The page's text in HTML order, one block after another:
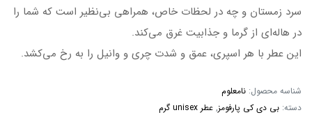
سرد زمستان و چه در لحظات خاص، همراهی بی‌نظیر است که شما را
در هاله‌ای از گرما و جذابیت غرق می‌کند.
این عطر با هر اسپری، عمق و شدت چری و وانیل را به رخ می‌کشد.
شناسه محصول: نامعلوم
دسته: بی دی کی پارفومز, عطر unisex گرم